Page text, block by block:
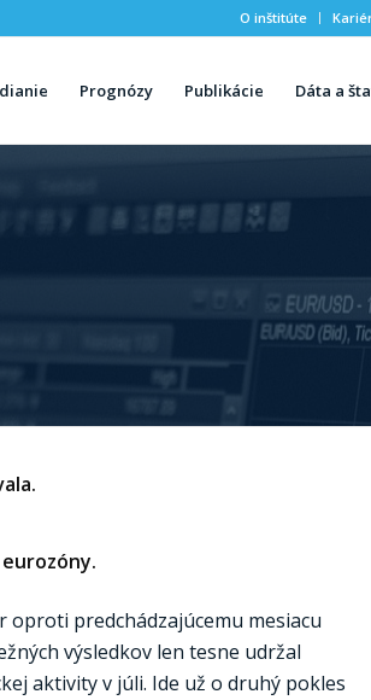
O inštitúte
Prognózy Publikácie Dáta a
predchádzajúcemu mesiacu
výsledkov len tesne udržal
aktivity v júli. Ide už o druhý pokles